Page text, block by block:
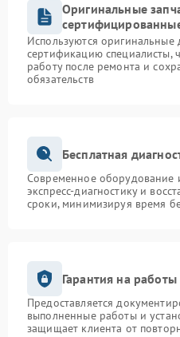
Оригинальные
Используются
сертификацию специалисты,
работу после ремонта и
обязательств
Бесплатная
Современное оборудование
экспресс-диагностику и
сроки, минимизируя время
Гарантия на работы
Предоставляется
выполненные работы и
защищает клиента от